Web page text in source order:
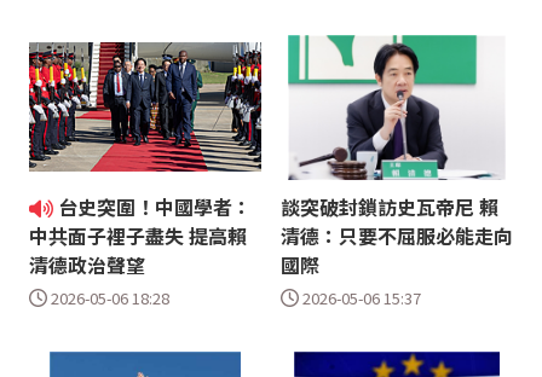
台史突圍！中國學者：
中共面子裡子盡失 提高賴
清德政治聲望
2026-05-06 18:28
談突破封鎖訪史瓦帝尼 賴
清德：只要不屈服必能走向
國際
2026-05-06 15:37